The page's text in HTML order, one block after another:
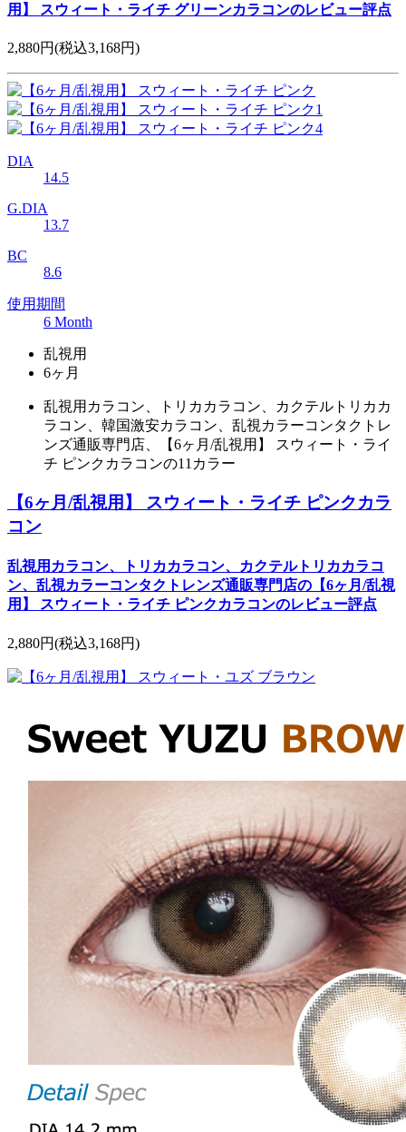
用】 スウィート・ライチ グリーンカラコンのレビュー評点
2,880円(税込3,168円)
DIA
14.5
G.DIA
13.7
BC
8.6
使用期間
6 Month
乱視用
6ヶ月
乱視用カラコン、トリカカラコン、カクテルトリカカ
ラコン、韓国激安カラコン、乱視カラーコンタクトレ
ンズ通販専門店、【6ヶ月/乱視用】 スウィート・ライ
チ ピンクカラコンの11カラー
【6ヶ月/乱視用】 スウィート・ライチ ピンクカラ
コン
乱視用カラコン、トリカカラコン、カクテルトリカカラコ
ン、乱視カラーコンタクトレンズ通販専門店の【6ヶ月/乱視
用】 スウィート・ライチ ピンクカラコンのレビュー評点
2,880円(税込3,168円)